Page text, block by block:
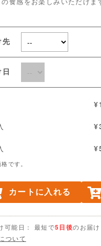
先
日
です。
カートに入れる
可能日： 最短で5日後のお届け
ついて